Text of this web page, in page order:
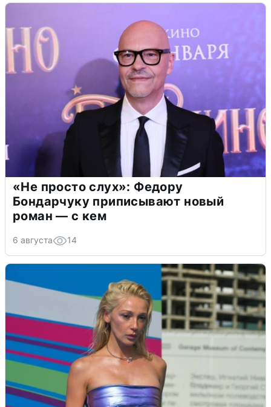
«Не просто слух»: Федору
Бондарчуку приписывают новый
роман — с кем
6 августа 14